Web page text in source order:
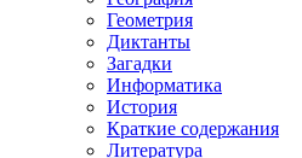
Геометрия
Диктанты
Загадки
Информатика
История
Краткие содержания
Литература